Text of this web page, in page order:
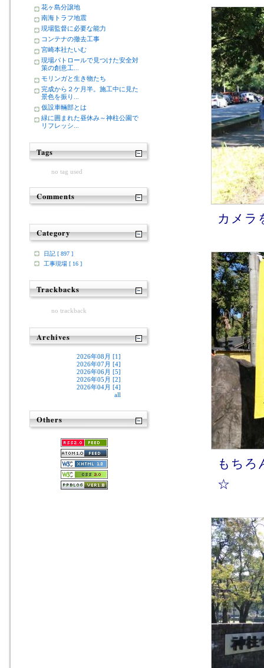
カメラ
もちろ
☆
花ヶ島分譲地
南海トラフ地震
現場監督に必要な能力
コンテナの撤去工事
宮崎本社たいむ
現場パトロールで見つけた安全対
策の創意工...
モリンガと生き物たち
完成から２ケ月半。施工中に見た
景色を振り...
仮設車輛部とは
緑に囲まれた昼休み～神柱公園で
リフレッシ...
Tags
no tag used
Comments
Category
日記 [ 897 ]
工事現場 [ 16 ]
Trackbacks
no trackback
Archives
2026年08月 [1]
2026年07月 [4]
2026年06月 [5]
2026年05月 [2]
2026年04月 [4]
all
Others